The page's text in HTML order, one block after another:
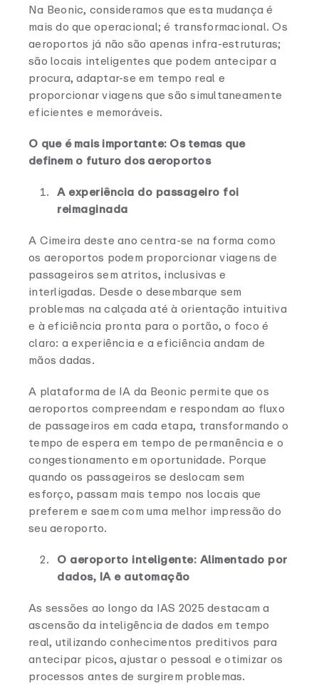
Na Beonic, consideramos que esta mudança é
mais do que operacional; é transformacional. Os
aeroportos já não são apenas infra-estruturas;
são locais inteligentes que podem antecipar a
procura, adaptar-se em tempo real e
proporcionar viagens que são simultaneamente
eficientes e memoráveis.
O que é mais importante: Os temas que
definem o futuro dos aeroportos
A experiência do passageiro foi
reimaginada
A Cimeira deste ano centra-se na forma como
os aeroportos podem proporcionar viagens de
passageiros sem atritos, inclusivas e
interligadas. Desde o desembarque sem
problemas na calçada até à orientação intuitiva
e à eficiência pronta para o portão, o foco é
claro: a experiência e a eficiência andam de
mãos dadas.
A plataforma de IA da Beonic permite que os
aeroportos compreendam e respondam ao fluxo
de passageiros em cada etapa, transformando o
tempo de espera em tempo de permanência e o
congestionamento em oportunidade. Porque
quando os passageiros se deslocam sem
esforço, passam mais tempo nos locais que
preferem e saem com uma melhor impressão do
seu aeroporto.
O aeroporto inteligente: Alimentado por
dados, IA e automação
As sessões ao longo da IAS 2025 destacam a
ascensão da inteligência de dados em tempo
real, utilizando conhecimentos preditivos para
antecipar picos, ajustar o pessoal e otimizar os
processos antes de surgirem problemas.